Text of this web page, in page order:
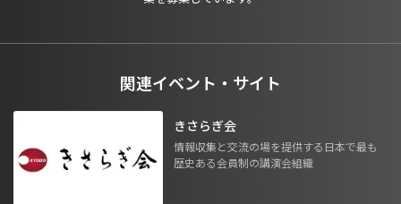
関連イベント・サイト
きさらぎ会
情報収集と交流の場を提供する日本で最も
歴史ある会員制の講演会組織